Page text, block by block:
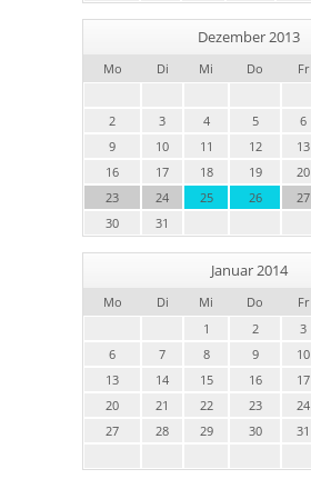
Dezember 2013
Mo Di Mi Do Fr
2
3 4 5 6
9
10 11 12 13
16
17 18 19 20
23
24 25 26 27
30
31
Januar 2014
Mo Di Mi Do Fr
1
2 3
6
7 8 9 10
13
14 15 16 17
20
21 22 23 24
27
28 29 30 31